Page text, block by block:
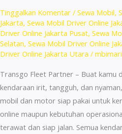
Jalan
&
Nyaman!
Tinggalkan Komentar / Sewa Mobil,
Jakarta, Sewa Mobil Driver Online
Driver Online Jakarta Pusat, Sewa
Selatan, Sewa Mobil Driver Online
Driver Online Jakarta Utara /
Transgo Fleet Partner – Buat kamu
kendaraan irit, tangguh, dan
mobil dan motor siap pakai untuk
online maupun kebutuhan
terawat dan siap jalan. Semua